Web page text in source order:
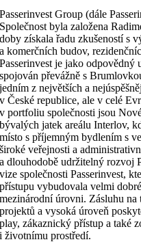
Passerinvest Group (dále
Společnost byla založena
doby získala řadu zkušeností s
a komerčních budov,
Passerinvest je jako
spojován převážně s
jedním z největších a
v České republice, ale v celé
v portfoliu společnosti jsou
bývalých jatek areálu Interlov,
místo s příjemným bydlením s
široké veřejnosti a
a dlouhodobě udržitelný rozvoj
vize společnosti Passerinvest,
přístupu vybudovala velmi
mezinárodní úrovni. Zásluhu
projektů a vysoká úroveň
play, zákaznický přístup a také
i životnímu prostředí.